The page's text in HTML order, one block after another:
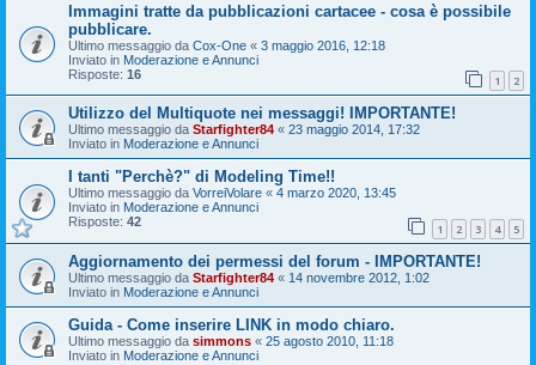
Immagini tratte da pubblicazioni cartacee - cosa è possibile
pubblicare.
Ultimo messaggio da Cox-One « 3 maggio 2016, 12:18
Inviato in Moderazione e Annunci
Risposte: 16 1 2
Utilizzo del Multiquote nei messaggi! IMPORTANTE!
Ultimo messaggio da Starfighter84 « 23 maggio 2014, 17:32
Inviato in Moderazione e Annunci
I tanti "Perchè?" di Modeling Time!!
Ultimo messaggio da VorreiVolare « 4 marzo 2020, 13:45
Inviato in Moderazione e Annunci
Risposte: 42 1 2 3 4 5
Aggiornamento dei permessi del forum - IMPORTANTE!
Ultimo messaggio da Starfighter84 « 14 novembre 2012, 1:02
Inviato in Moderazione e Annunci
Guida - Come inserire LINK in modo chiaro.
Ultimo messaggio da simmons « 25 agosto 2010, 11:18
Inviato in Moderazione e Annunci